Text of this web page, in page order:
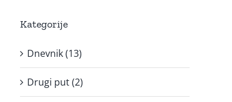
Kategorije
Dnevnik (13)
Drugi put (2)